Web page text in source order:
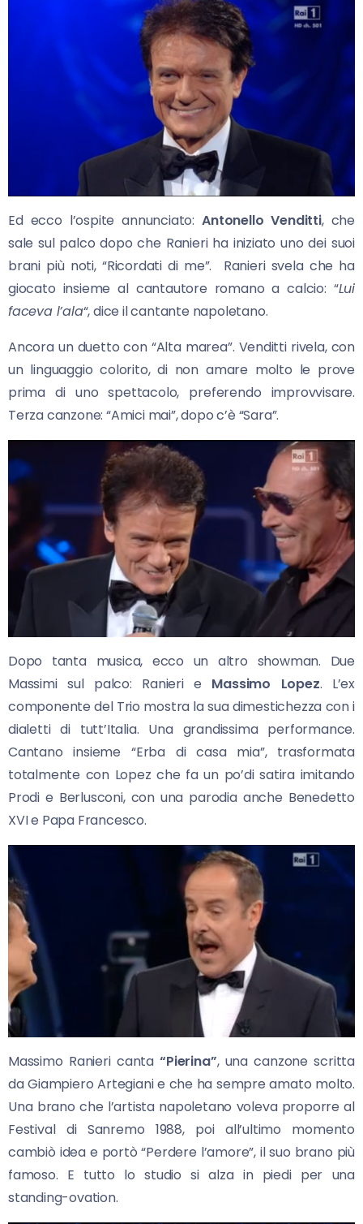
Ed ecco l’ospite annunciato:Antonello Venditti, che
sale sul palco dopo che Ranieri ha iniziato uno dei suoi
brani più noti, “Ricordati di me”. Ranieri svela che ha
giocato insieme al cantautore romano a calcio: “Lui
faceva l’ala“, dice il cantante napoletano.
Ancora un duetto con “Alta marea”. Venditti rivela, con
un linguaggio colorito, di non amare molto le prove
prima di uno spettacolo, preferendo improvvisare.
Terza canzone: “Amici mai”, dopo c’è “Sara”.
Dopo tanta musica, ecco un altro showman. Due
Massimi sul palco: Ranieri e Massimo Lopez. L’ex
componente del Trio mostra la sua dimestichezza con i
dialetti di tutt’Italia. Una grandissima performance.
Cantano insieme “Erba di casa mia”, trasformata
totalmente con Lopez che fa un po’di satira imitando
Prodi e Berlusconi, con una parodia anche Benedetto
XVI e Papa Francesco.
Massimo Ranieri canta“Pierina”, una canzone scritta
da Giampiero Artegiani e che ha sempre amato molto.
Una brano che l’artista napoletano voleva proporre al
Festival di Sanremo 1988, poi all’ultimo momento
cambiò idea e portò “Perdere l’amore”, il suo brano più
famoso. E tutto lo studio si alza in piedi per una
standing-ovation.